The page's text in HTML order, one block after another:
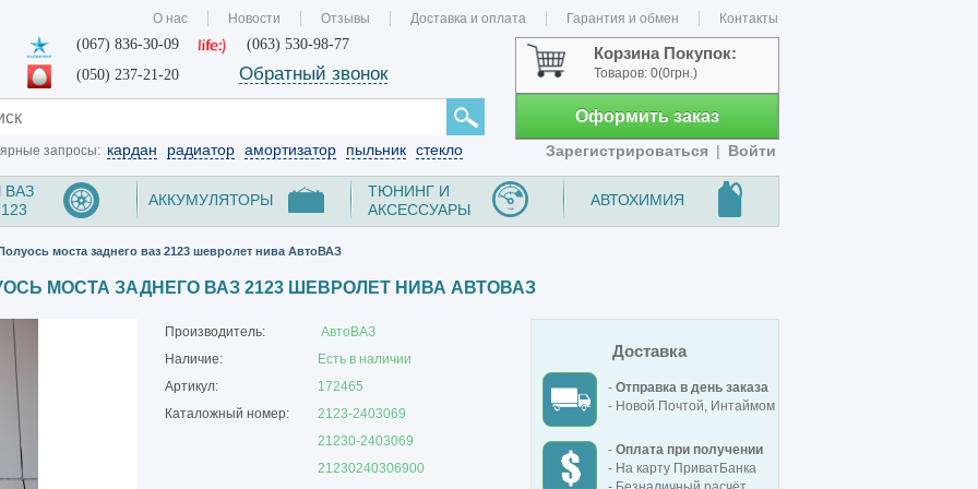
О нас Новости Отзывы Доставка и оплата Гарантия и обмен Контакты
(067) 836-30-09
(063) 530-98-77
(050) 237-21-20
Обратный звонок
Корзина Покупок:
Товаров: 0(0грн.)
Оформить заказ
Зарегистрироваться | Войти
запросы: кардан радиатор амортизатор пыльник стекло
АККУМУЛЯТОРЫ
ТЮНИНГ И
АКСЕССУАРЫ
АВТОХИМИЯ
моста заднего ваз 2123 шевролет нива АвтоВАЗ
МОСТА ЗАДНЕГО ВАЗ 2123 ШЕВРОЛЕТ НИВА АВТОВАЗ
Производитель:
АвтоВАЗ
Наличие:
Есть в наличии
Артикул:
172465
Каталожный номер:
2123-2403069
21230-2403069
21230240306900
Доставка
- Отправка в день заказа
- Новой Почтой, Интаймом
- Оплата при получении
- На карту ПриватБанка